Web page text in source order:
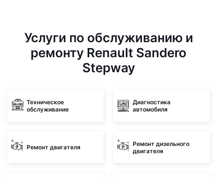
Услуги по обслуживанию и
ремонту Renault Sandero
Stepway
Техническое
обслуживание
Диагностика
автомобиля
Ремонт двигателя
Ремонт дизельного
двигателя